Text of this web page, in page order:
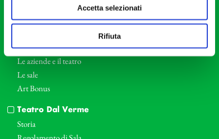
Accetta selezionati
Rifiuta
Professori d’Orchestra
Eventi Corporate
Le aziende e il teatro
Le sale
Art Bonus
Teatro Dal Verme
Storia